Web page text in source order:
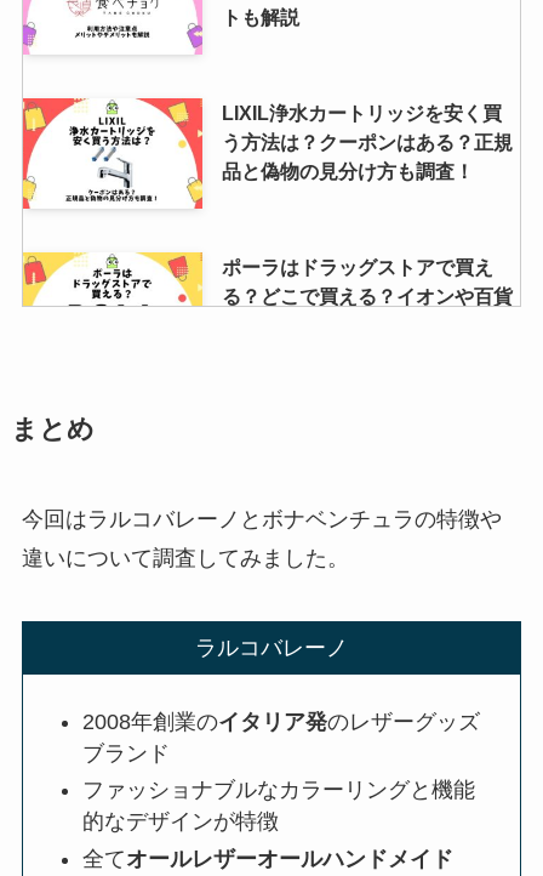
トも解説
LIXIL浄水カートリッジを安く買
う方法は？クーポンはある？正規
品と偽物の見分け方も調査！
ポーラはドラッグストアで買え
る？どこで買える？イオンや百貨
ネルマットレスの枕の選び方は？
オファーボックスの内定率は？内
法を解説
まとめ
今回はラルコバレーノとボナベンチュラの特徴や
違いについて調査してみました。
ラルコバレーノ
2008年創業のイタリア発のレザーグッズ
ブランド
ファッショナブルなカラーリングと機能
的なデザインが特徴
全てオールレザーオールハンドメイド